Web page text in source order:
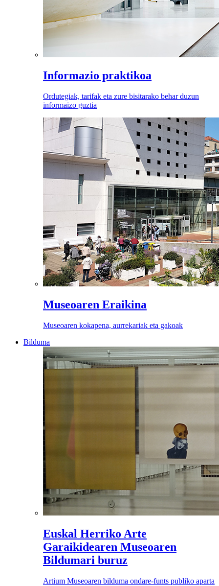
Informazio praktikoa
Ordutegiak, tarifak eta zure bisitarako behar duzun
informaizo guztia
Museoaren Eraikina
Museoaren kokapena, aurrekariak eta gakoak
Bilduma
Euskal Herriko Arte
Garaikidearen Museoaren
Bildumari buruz
Artium Museoaren bilduma ondare-funts publiko aparta